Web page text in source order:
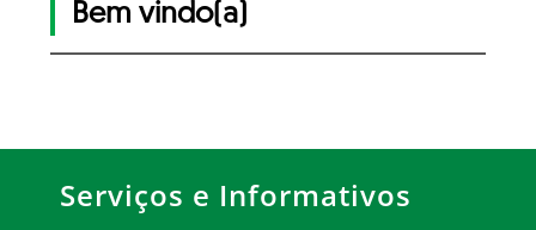
Bem vindo(a)
Serviços e Informativos